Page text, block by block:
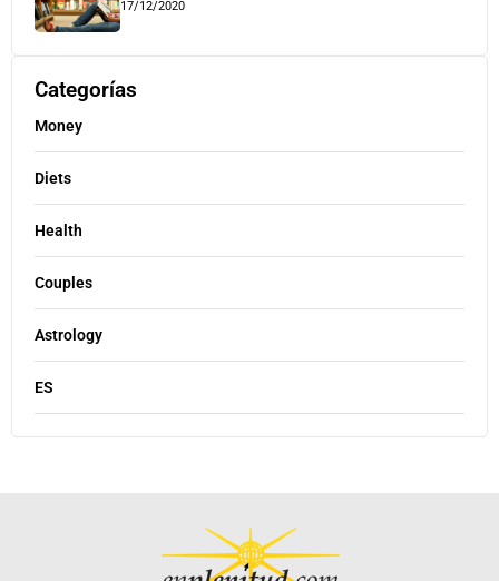
17/12/2020
Categorías
Money
Diets
Health
Couples
Astrology
ES